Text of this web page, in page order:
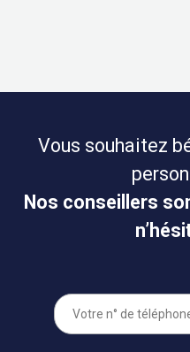
Vous souhaitez
Nos conseillers